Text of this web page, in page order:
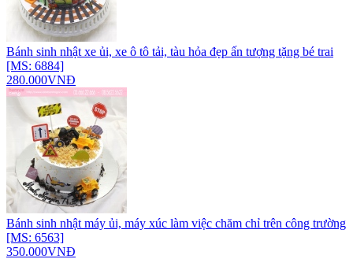
Bánh sinh nhật xe ủi, xe ô tô tải, tàu hỏa đẹp ấn tượng tặng bé trai
[MS: 6884]
280.000VNĐ
Bánh sinh nhật máy ủi, máy xúc làm việc chăm chỉ trên công trường
[MS: 6563]
350.000VNĐ